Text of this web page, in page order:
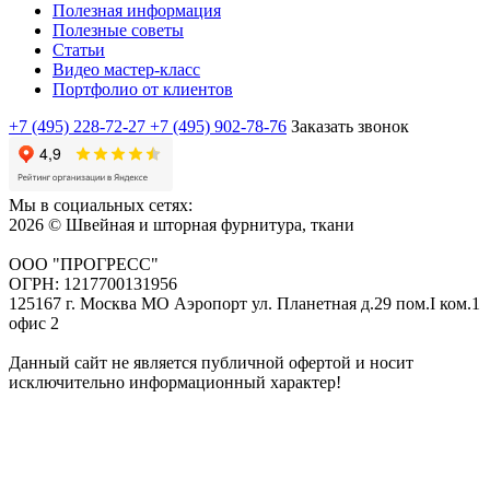
Полезная информация
Полезные советы
Статьи
Видео мастер-класс
Портфолио от клиентов
+7 (495) 228-72-27 +7 (495) 902-78-76 Заказать звонок
Мы в социальных сетях:
2026 © Швейная и шторная фурнитура, ткани
ООО "ПРОГРЕСС"
ОГРН: 1217700131956
125167 г. Москва МО Аэропорт ул. Планетная д.29 пом.I ком.1
офис 2
Данный сайт не является публичной офертой и носит
исключительно информационный характер!